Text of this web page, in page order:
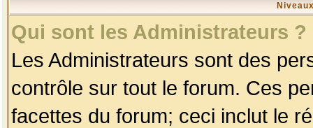
Qui sont les Administrateurs ?
Les Administrateurs sont des
contrôle sur tout le forum. Ces
facettes du forum; ceci inclut le